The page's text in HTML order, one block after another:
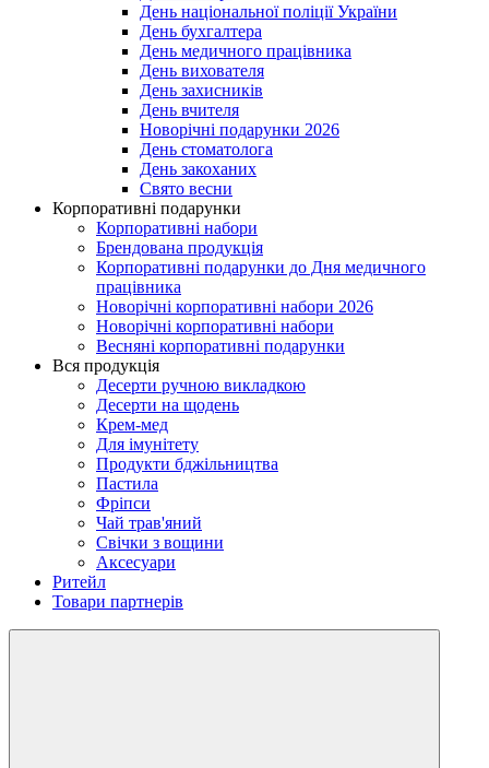
День національної поліції України
День бухгалтера
День медичного працівника
День вихователя
День захисників
День вчителя
Новорічні подарунки 2026
День стоматолога
День закоханих
Свято весни
Корпоративні подарунки
Корпоративні набори
Брендована продукція
Корпоративні подарунки до Дня медичного
працівника
Новорічні корпоративні набори 2026
Новорічні корпоративні набори
Весняні корпоративні подарунки
Вся продукція
Десерти ручною викладкою
Десерти на щодень
Крем-мед
Для імунітету
Продукти бджільництва
Пастила
Фріпси
Чай трав'яний
Свічки з вощини
Аксесуари
Ритейл
Товари партнерів